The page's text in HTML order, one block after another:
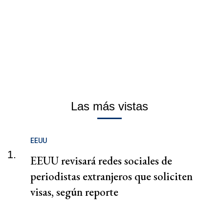
Las más vistas
1.
EEUU
EEUU revisará redes sociales de
periodistas extranjeros que soliciten
visas, según reporte